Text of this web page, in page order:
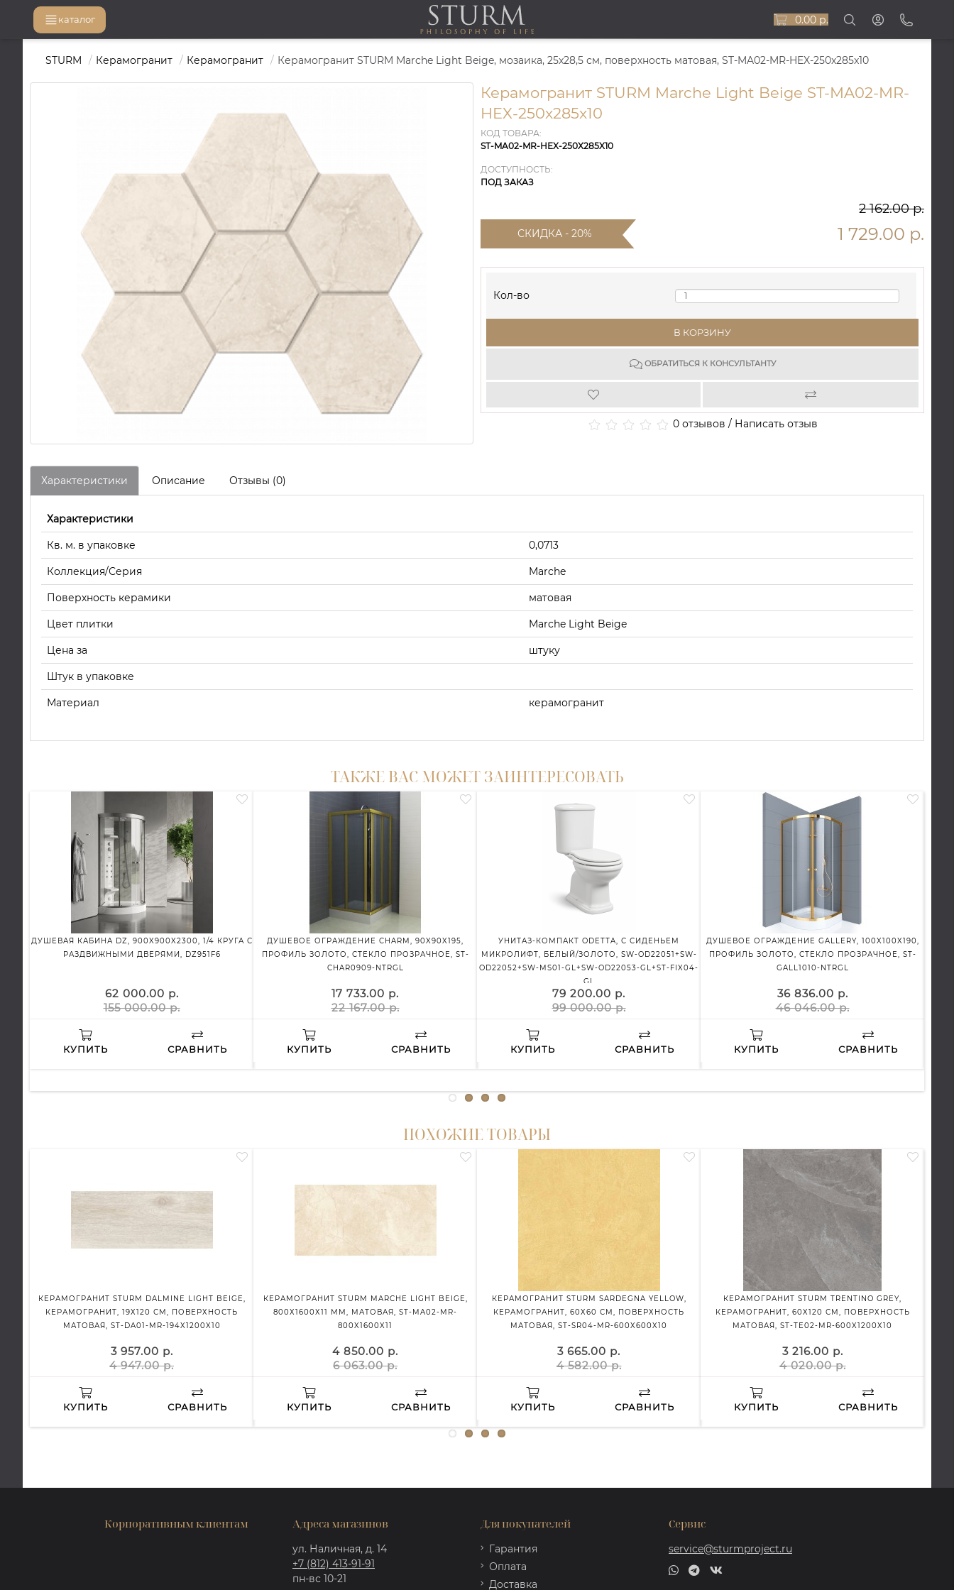
каталог 0.00 р.
STURM Керамогранит Керамогранит Керамогранит STURM Marche Light Beige, мозаика, 25x28,5 см, поверхность матовая, ST-MA02-MR-HEX-250x285x10
Керамогранит STURM Marche Light Beige ST-MA02-MR-
HEX-250x285x10
КОД ТОВАРА:
ST-MA02-MR-HEX-250X285X10
ДОСТУПНОСТЬ:
ПОД ЗАКАЗ
2 162.00 р.
СКИДКА - 20% 1 729.00 р.
Кол-во
В КОРЗИНУ
ОБРАТИТЬСЯ К КОНСУЛЬТАНТУ
0 отзывов / Написать отзыв
Характеристики Описание Отзывы (0)
Характеристики
Кв. м. в упаковке 0,0713
Коллекция/Серия Marche
Поверхность керамики матовая
Цвет плитки Marche Light Beige
Цена за штуку
Штук в упаковке
Материал керамогранит
ТАКЖЕ ВАС МОЖЕТ ЗАИНТЕРЕСОВАТЬ
ДУШЕВАЯ КАБИНА DZ, 900X900X2300, 1/4 КРУГА С
РАЗДВИЖНЫМИ ДВЕРЯМИ, DZ951F6
62 000.00 р.
155 000.00 р.
КУПИТЬ СРАВНИТЬ
ДУШЕВОЕ ОГРАЖДЕНИЕ CHARM, 90X90X195,
ПРОФИЛЬ ЗОЛОТО, СТЕКЛО ПРОЗРАЧНОЕ, ST-
CHAR0909-NTRGL
17 733.00 р.
22 167.00 р.
КУПИТЬ СРАВНИТЬ
УНИТАЗ-КОМПАКТ ODETTA, С СИДЕНЬЕМ
МИКРОЛИФТ, БЕЛЫЙ/ЗОЛОТО, SW-OD22051+SW-
OD22052+SW-MS01-GL+SW-OD22053-GL+ST-FIX04-
GL
79 200.00 р.
99 000.00 р.
КУПИТЬ СРАВНИТЬ
ДУШЕВОЕ ОГРАЖДЕНИЕ GALLERY, 100X100X190,
ПРОФИЛЬ ЗОЛОТО, СТЕКЛО ПРОЗРАЧНОЕ, ST-
GALL1010-NTRGL
36 836.00 р.
46 046.00 р.
КУПИТЬ СРАВНИТЬ
ПОХОЖИЕ ТОВАРЫ
КЕРАМОГРАНИТ STURM DALMINE LIGHT BEIGE,
КЕРАМОГРАНИТ, 19Х120 СМ, ПОВЕРХНОСТЬ
МАТОВАЯ, ST-DA01-MR-194X1200X10
3 957.00 р.
4 947.00 р.
КУПИТЬ СРАВНИТЬ
КЕРАМОГРАНИТ STURM MARCHE LIGHT BEIGE,
800Х1600Х11 ММ, МАТОВАЯ, ST-MA02-MR-
800X1600X11
4 850.00 р.
6 063.00 р.
КУПИТЬ СРАВНИТЬ
КЕРАМОГРАНИТ STURM SARDEGNA YELLOW,
КЕРАМОГРАНИТ, 60Х60 СМ, ПОВЕРХНОСТЬ
МАТОВАЯ, ST-SR04-MR-600X600X10
3 665.00 р.
4 582.00 р.
КУПИТЬ СРАВНИТЬ
КЕРАМОГРАНИТ STURM TRENTINO GREY,
КЕРАМОГРАНИТ, 60Х120 СМ, ПОВЕРХНОСТЬ
МАТОВАЯ, ST-TE02-MR-600X1200X10
3 216.00 р.
4 020.00 р.
КУПИТЬ СРАВНИТЬ
Корпоративным клиентам Адреса магазинов
ул. Наличная, д. 14
+7 (812) 413-91-91
пн-вс 10-21
Для покупателей
Гарантия
Оплата
Доставка
Сервис
service@sturmproject.ru